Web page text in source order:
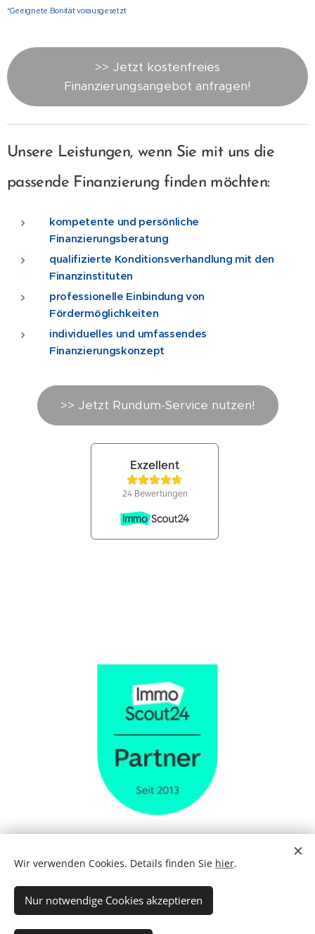
*Geeignete Bonität vorausgesetzt
>> Jetzt kostenfreies
Finanzierungsangebot anfragen!
Unsere Leistungen, wenn Sie mit uns die
passende Finanzierung finden möchten:
kompetente und persönliche
Finanzierungsberatung
qualifizierte Konditionsverhandlung mit den
Finanzinstituten
professionelle Einbindung von
Fördermöglichkeiten
individuelles und umfassendes
Finanzierungskonzept
>> Jetzt Rundum-Service nutzen!
Wir verwenden Cookies. Details finden Sie hier.
Nur notwendige Cookies akzeptieren